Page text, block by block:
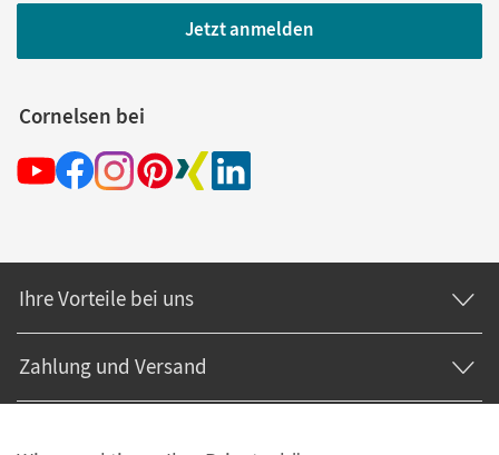
Jetzt anmelden
Cornelsen bei
Ihre Vorteile bei uns
Zahlung und Versand